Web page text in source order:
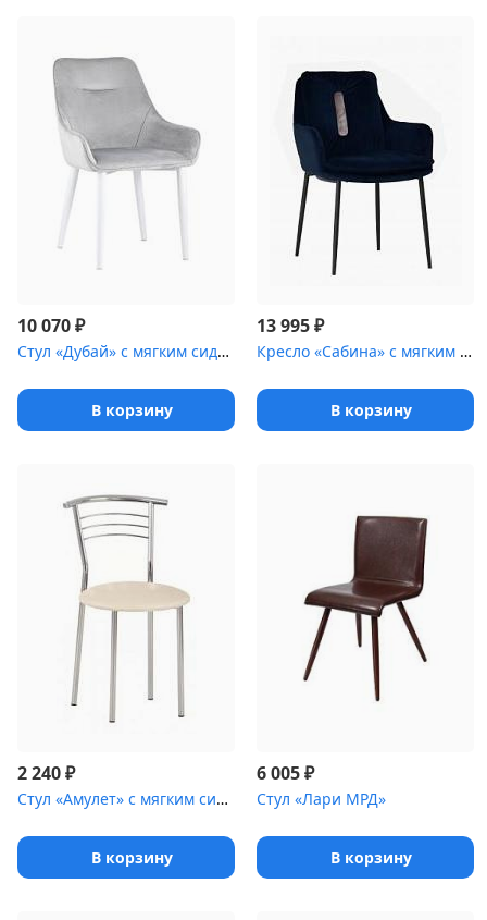
10 070₽
Стул «Дубай» с мягким сиденьем [(ножки стальные)]
В корзину
13 995₽
Кресло «Сабина» с мягким сиденьем [(ножки стальные)]
В корзину
2 240₽
Стул «Амулет» с мягким сиденьем [(окрашенный каркас)]
В корзину
6 005₽
Стул «Лари МРД»
В корзину